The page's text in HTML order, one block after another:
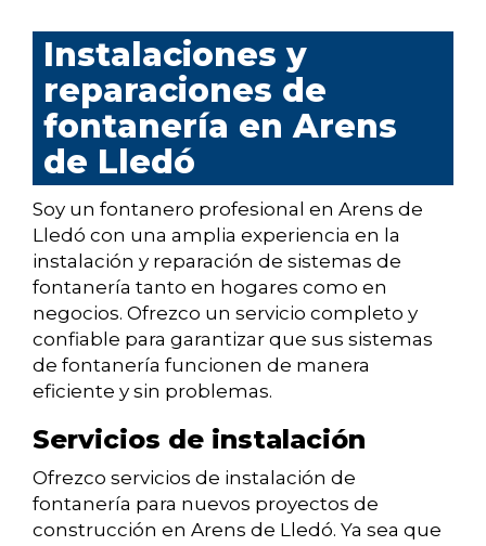
Instalaciones y
reparaciones de
fontanería en Arens
de Lledó
Soy un fontanero profesional en Arens de
Lledó con una amplia experiencia en la
instalación y reparación de sistemas de
fontanería tanto en hogares como en
negocios. Ofrezco un servicio completo y
confiable para garantizar que sus sistemas
de fontanería funcionen de manera
eficiente y sin problemas.
Servicios de instalación
Ofrezco servicios de instalación de
fontanería para nuevos proyectos de
construcción en Arens de Lledó. Ya sea que